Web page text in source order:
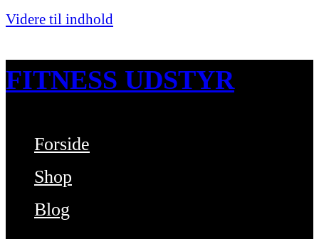
Videre til indhold
FITNESS UDSTYR
Bare endnu et fitness websted
Forside
Shop
Blog